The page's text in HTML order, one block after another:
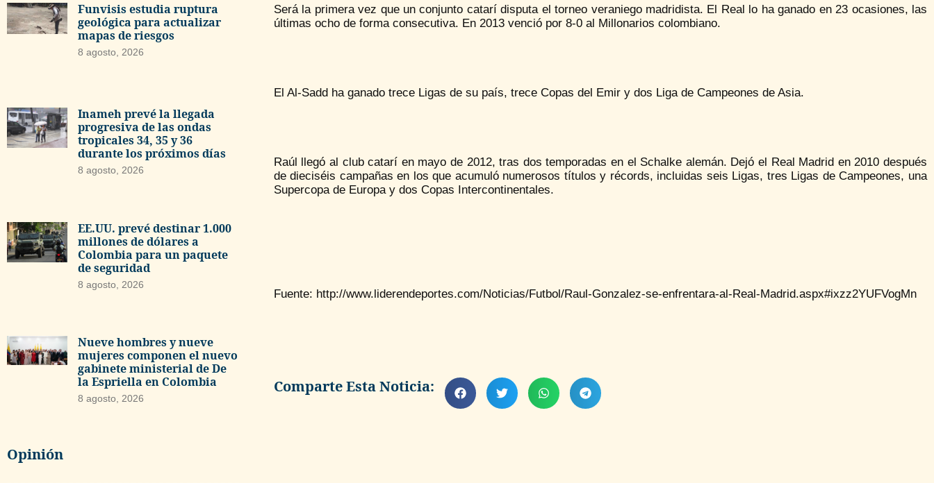
Funvisis estudia ruptura
geológica para actualizar
mapas de riesgos
8 agosto, 2026
Inameh prevé la llegada
progresiva de las ondas
tropicales 34, 35 y 36
durante los próximos días
8 agosto, 2026
EE.UU. prevé destinar 1.000
millones de dólares a
Colombia para un paquete
de seguridad
8 agosto, 2026
Nueve hombres y nueve
mujeres componen el nuevo
gabinete ministerial de De
la Espriella en Colombia
8 agosto, 2026
Opinión
Será la primera vez que un conjunto catarí disputa el torneo veraniego madridista. El Real lo ha ganado en 23 ocasiones, las
últimas ocho de forma consecutiva. En 2013 venció por 8-0 al Millonarios colombiano.
El Al-Sadd ha ganado trece Ligas de su país, trece Copas del Emir y dos Liga de Campeones de Asia.
Raúl llegó al club catarí en mayo de 2012, tras dos temporadas en el Schalke alemán. Dejó el Real Madrid en 2010 después
de dieciséis campañas en los que acumuló numerosos títulos y récords, incluidas seis Ligas, tres Ligas de Campeones, una
Supercopa de Europa y dos Copas Intercontinentales.
Fuente: http://www.liderendeportes.com/Noticias/Futbol/Raul-Gonzalez-se-enfrentara-al-Real-Madrid.aspx#ixzz2YUFVogMn
Comparte Esta Noticia: